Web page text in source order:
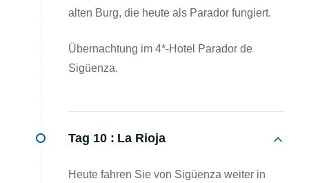
alten Burg, die heute als Parador fungiert.
Übernachtung im 4*-Hotel Parador de
Sigüenza.
Tag 10 : La Rioja
Heute fahren Sie von Sigüenza weiter in